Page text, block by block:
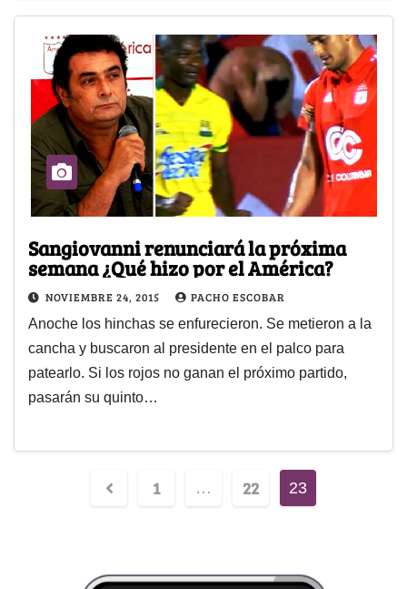
Sangiovanni renunciará la próxima
semana ¿Qué hizo por el América?
NOVIEMBRE 24, 2015 PACHO ESCOBAR
Anoche los hinchas se enfurecieron. Se metieron a la
cancha y buscaron al presidente en el palco para
patearlo. Si los rojos no ganan el próximo partido,
pasarán su quinto…
1 … 22 23